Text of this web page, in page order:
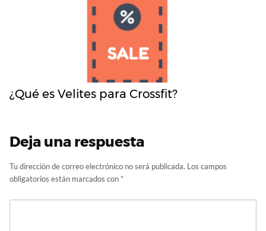
¿Qué es Velites para Crossfit?
Deja una respuesta
Tu dirección de correo electrónico no será publicada. Los campos
obligatorios están marcados con *